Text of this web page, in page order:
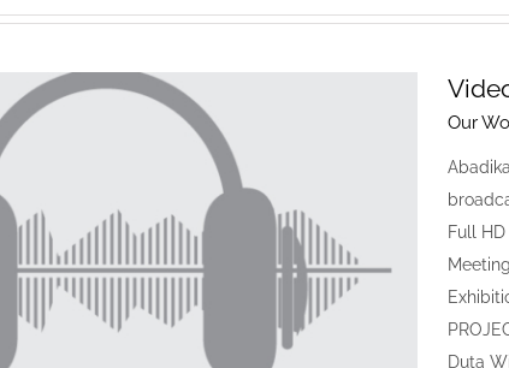
Our
Full
Duta